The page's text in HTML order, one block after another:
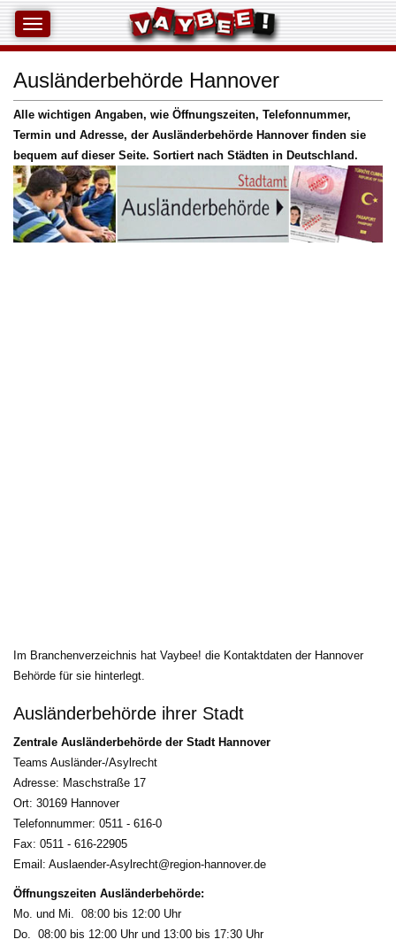
Ausländerbehörde Hannover
Alle wichtigen Angaben, wie Öffnungszeiten, Telefonnummer,
Termin und Adresse, der Ausländerbehörde Hannover finden sie
bequem auf dieser Seite. Sortiert nach Städten in Deutschland.
Im Branchenverzeichnis hat Vaybee! die Kontaktdaten der Hannover
Behörde für sie hinterlegt.
Ausländerbehörde ihrer Stadt
Zentrale Ausländerbehörde der Stadt Hannover
Teams Ausländer-/Asylrecht
Adresse: Maschstraße 17
Ort: 30169 Hannover
Telefonnummer: 0511 - 616-0
Fax: 0511 - 616-22905
Email: Auslaender-Asylrecht@region-hannover.de
Öffnungszeiten Ausländerbehörde:
Mo. und Mi. 08:00 bis 12:00 Uhr
Do. 08:00 bis 12:00 Uhr und 13:00 bis 17:30 Uhr